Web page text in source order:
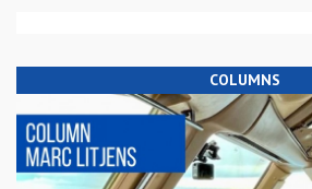
COLUMNS